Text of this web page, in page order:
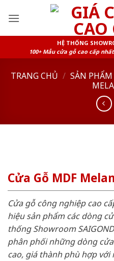
HỆ THỐNG
100+ Mẫu cửa gỗ cao cấp
TRANG CHỦ / SẢN PHẨM
Cửa Gỗ MDF
Cửa gỗ công nghiệp cao
hiệu sản phẩm các dòng
thống Showroom
phân phối những dòng
cao, giá thành phù hợp